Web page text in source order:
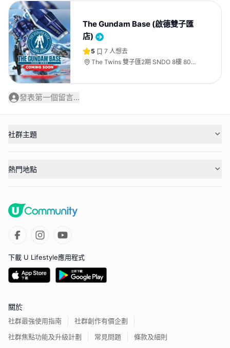
The Gundam Base (啟德雙子匯
店)
5 7 人想去
The Twins 雙子匯2期 SNDO 8樓 803
發表第一個留言...
社群主題
熱門地點
下載 U Lifestyle應用程式
關於
社群最強使用指南
社群創作有價企劃
社群焦點功能及升級計劃
常見問題 條款及細則